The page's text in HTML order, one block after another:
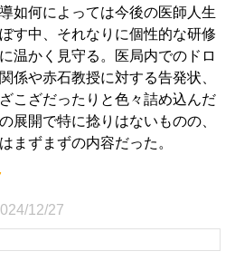
如何によっては今後の医師人生
す中、それなりに個性的な研修
温かく見守る。医局内でのドロ
係や赤石教授に対する告発状、
こざだったりと色々詰め込んだ
展開で特に捻りはないものの、
まずまずの内容だった。
12/27